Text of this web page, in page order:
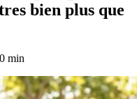
bien plus que
min